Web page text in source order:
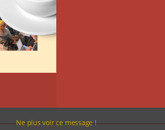
Ne plus voir ce message !